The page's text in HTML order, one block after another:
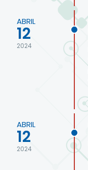
ABRIL
12
2024
ABRIL
12
2024